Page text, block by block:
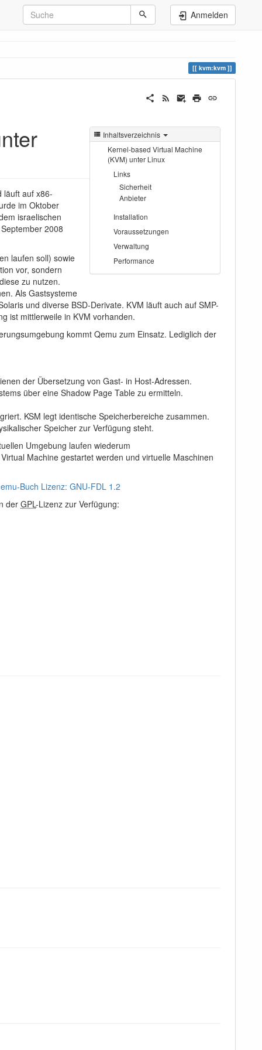
Anmelden
kvm:kvm
Inhaltsverzeichnis
Kernel-based Virtual Machine
(KVM) unter Linux
Links
Sicherheit
Anbieter
Installation
Voraussetzungen
Verwaltung
Performance
läuft auf x86-
im Oktober
israelischen
2008
laufen soll) sowie
vor, sondern
zu nutzen.
Als Gastsysteme
und diverse BSD-Derivate. KVM läuft auch auf SMP-
ist mittlerweile in KVM vorhanden.
kommt Qemu zum Einsatz. Lediglich der
der Übersetzung von Gast- in Host-Adressen.
über eine Shadow Page Table zu ermitteln.
KSM legt identische Speicherbereiche zusammen.
Speicher zur Verfügung steht.
Umgebung laufen wiederum
Machine gestartet werden und virtuelle Maschinen
Buch Lizenz: GNU-FDL 1.2
der GPL-Lizenz zur Verfügung: